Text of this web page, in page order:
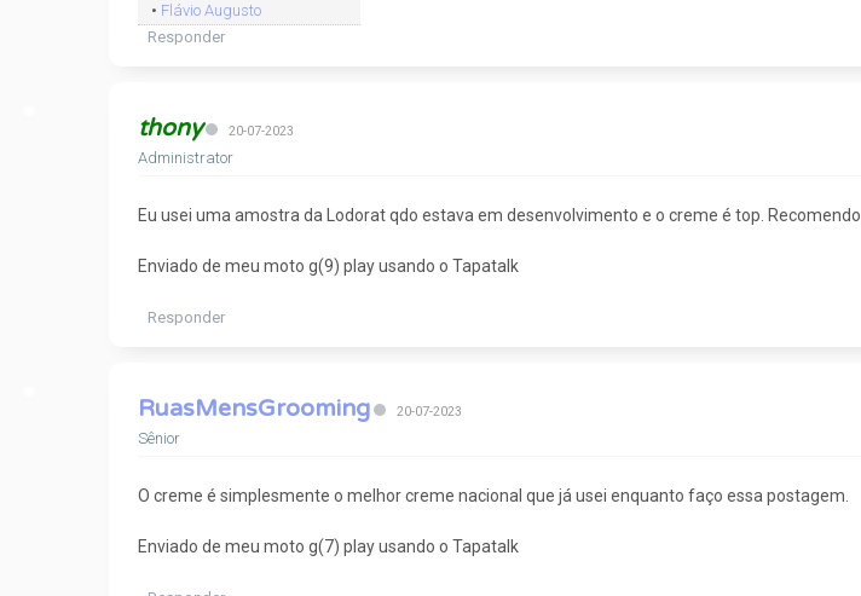
• Flávio Augusto
Responder
thony 20-07-2023
Administrator
Eu usei uma amostra da Lodorat qdo estava em desenvolvimento e o creme é top. Recomendo.
Enviado de meu moto g(9) play usando o Tapatalk
Responder
RuasMensGrooming 20-07-2023
Sênior
O creme é simplesmente o melhor creme nacional que já usei enquanto faço essa postagem.
Enviado de meu moto g(7) play usando o Tapatalk